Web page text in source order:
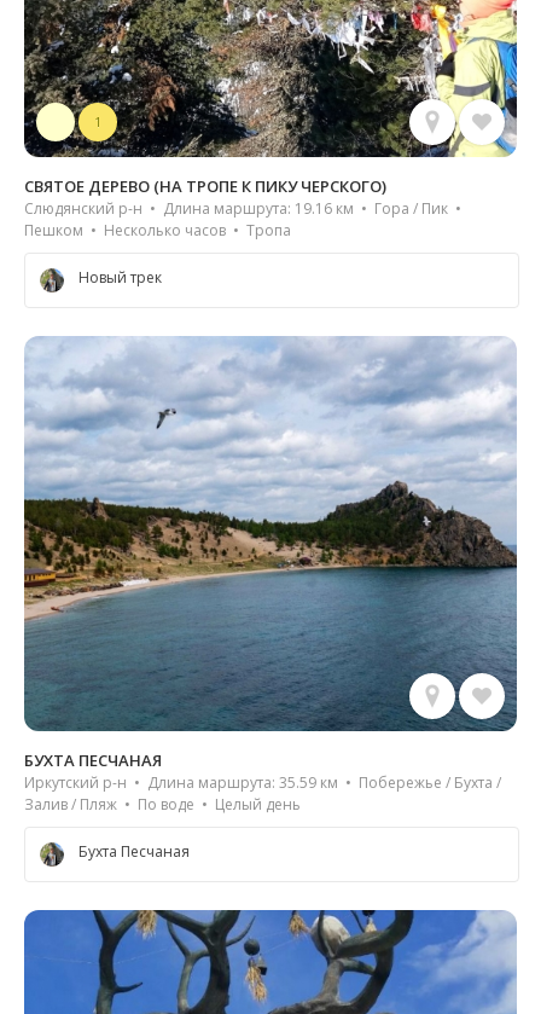
1
СВЯТОЕ ДЕРЕВО (НА ТРОПЕ К ПИКУ ЧЕРСКОГО)
Слюдянский р-н • Длина маршрута: 19.16 км • Гора / Пик •
Пешком • Несколько часов • Тропа
Новый трек
БУХТА ПЕСЧАНАЯ
Иркутский р-н • Длина маршрута: 35.59 км • Побережье / Бухта /
Залив / Пляж • По воде • Целый день
Бухта Песчаная